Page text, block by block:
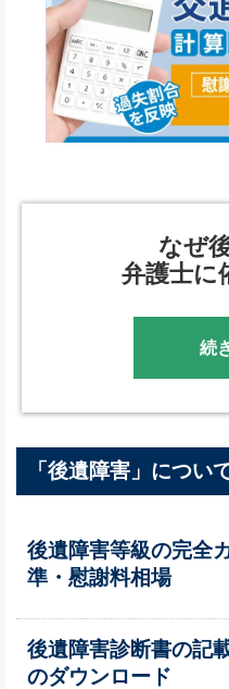
なぜ
弁護士に
続
「後遺障害」につい
後遺障害等級の完全
準・慰謝料相場
後遺障害診断書の記
のダウンロード